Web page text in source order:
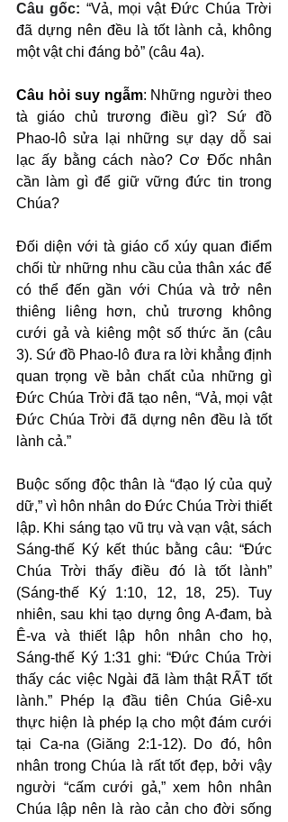
Câu gốc: “Vả, mọi vật Đức Chúa Trời
đã dựng nên đều là tốt lành cả, không
một vật chi đáng bỏ” (câu 4a).
Câu hỏi suy ngẫm: Những người theo
tà giáo chủ trương điều gì? Sứ đồ
Phao-lô sửa lại những sự dạy dỗ sai
lạc ấy bằng cách nào? Cơ Đốc nhân
cần làm gì để giữ vững đức tin trong
Chúa?
Đối diện với tà giáo cổ xúy quan điểm
chối từ những nhu cầu của thân xác để
có thể đến gần với Chúa và trở nên
thiêng liêng hơn, chủ trương không
cưới gả và kiêng một số thức ăn (câu
3). Sứ đồ Phao-lô đưa ra lời khẳng định
quan trọng về bản chất của những gì
Đức Chúa Trời đã tạo nên, “Vả, mọi vật
Đức Chúa Trời đã dựng nên đều là tốt
lành cả.”
Buộc sống độc thân là “đạo lý của quỷ
dữ,” vì hôn nhân do Đức Chúa Trời thiết
lập. Khi sáng tạo vũ trụ và vạn vật, sách
Sáng-thế Ký kết thúc bằng câu: “Đức
Chúa Trời thấy điều đó là tốt lành”
(Sáng-thế Ký 1:10, 12, 18, 25). Tuy
nhiên, sau khi tạo dựng ông A-đam, bà
Ê-va và thiết lập hôn nhân cho họ,
Sáng-thế Ký 1:31 ghi: “Đức Chúa Trời
thấy các việc Ngài đã làm thật RẤT tốt
lành.” Phép lạ đầu tiên Chúa Giê-xu
thực hiện là phép lạ cho một đám cưới
tại Ca-na (Giăng 2:1-12). Do đó, hôn
nhân trong Chúa là rất tốt đẹp, bởi vậy
người “cấm cưới gả,” xem hôn nhân
Chúa lập nên là rào cản cho đời sống